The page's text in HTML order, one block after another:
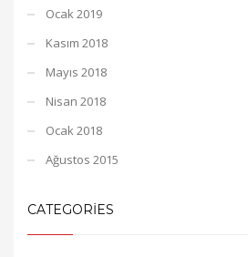
Ocak 2019
Kasım 2018
Mayıs 2018
Nisan 2018
Ocak 2018
Ağustos 2015
CATEGORIES